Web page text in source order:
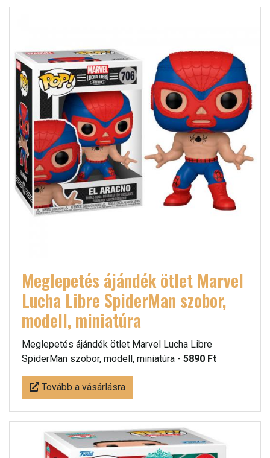
Meglepetés ájándék ötlet Marvel
Lucha Libre SpiderMan szobor,
modell, miniatúra
Meglepetés ájándék ötlet Marvel Lucha Libre
SpiderMan szobor, modell, miniatúra - 5890 Ft
Tovább a vásárlásra